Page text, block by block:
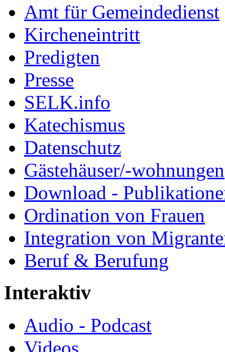
Amt für Gemeindedienst
Kircheneintritt
Predigten
Presse
SELK.info
Katechismus
Datenschutz
Gästehäuser/-wohnungen
Download -
Ordination von Frauen
Integration von
Beruf & Berufung
Interaktiv
Audio - Podcast